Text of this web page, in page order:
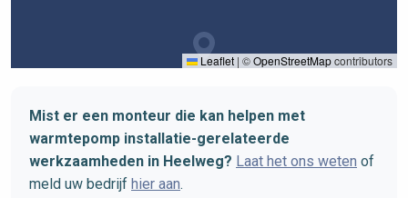
Leaflet | ©OpenStreetMapcontributors
Mist er een monteur die kan helpen met
warmtepomp installatie-gerelateerde
werkzaamheden in Heelweg? Laat het ons weten of
meld uw bedrijf hier aan.